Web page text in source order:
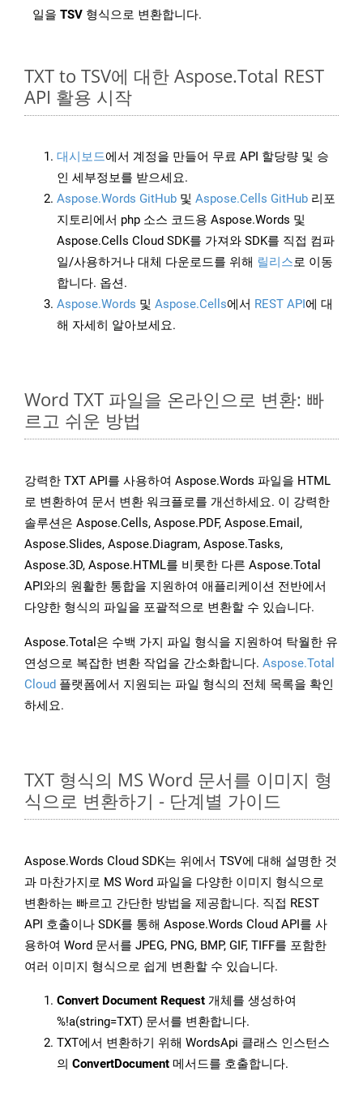
일을 TSV 형식으로 변환합니다.
TXT to TSV에 대한 Aspose.Total REST
API 활용 시작
대시보드에서 계정을 만들어 무료 API 할당량 및 승
인 세부정보를 받으세요.
Aspose.Words GitHub 및 Aspose.Cells GitHub 리포
지토리에서 php 소스 코드용 Aspose.Words 및
Aspose.Cells Cloud SDK를 가져와 SDK를 직접 컴파
일/사용하거나 대체 다운로드를 위해 릴리스로 이동
합니다. 옵션.
Aspose.Words 및 Aspose.Cells에서 REST API에 대
해 자세히 알아보세요.
Word TXT 파일을 온라인으로 변환: 빠
르고 쉬운 방법
강력한 TXT API를 사용하여 Aspose.Words 파일을 HTML
로 변환하여 문서 변환 워크플로를 개선하세요. 이 강력한
솔루션은 Aspose.Cells, Aspose.PDF, Aspose.Email,
Aspose.Slides, Aspose.Diagram, Aspose.Tasks,
Aspose.3D, Aspose.HTML를 비롯한 다른 Aspose.Total
API와의 원활한 통합을 지원하여 애플리케이션 전반에서
다양한 형식의 파일을 포괄적으로 변환할 수 있습니다.
Aspose.Total은 수백 가지 파일 형식을 지원하여 탁월한 유
연성으로 복잡한 변환 작업을 간소화합니다. Aspose.Total
Cloud 플랫폼에서 지원되는 파일 형식의 전체 목록을 확인
하세요.
TXT 형식의 MS Word 문서를 이미지 형
식으로 변환하기 - 단계별 가이드
Aspose.Words Cloud SDK는 위에서 TSV에 대해 설명한 것
과 마찬가지로 MS Word 파일을 다양한 이미지 형식으로
변환하는 빠르고 간단한 방법을 제공합니다. 직접 REST
API 호출이나 SDK를 통해 Aspose.Words Cloud API를 사
용하여 Word 문서를 JPEG, PNG, BMP, GIF, TIFF를 포함한
여러 이미지 형식으로 쉽게 변환할 수 있습니다.
Convert Document Request 개체를 생성하여
%!a(string=TXT) 문서를 변환합니다.
TXT에서 변환하기 위해 WordsApi 클래스 인스턴스
의 ConvertDocument 메서드를 호출합니다.